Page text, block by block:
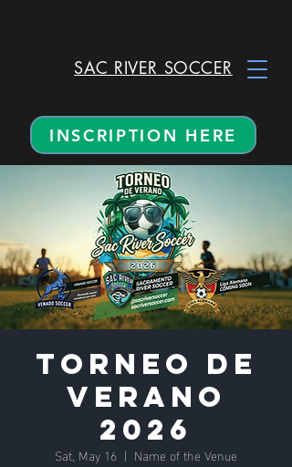
SAC RIVER SOCCER
INSCRIPTION HERE
TORNEO DE
VERANO
2026
Sat, May 16
  |
Name of the Venue